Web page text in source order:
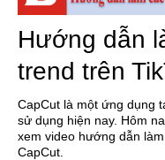
Hướng dẫn
trend trên
CapCut là một ứng dụng
sử dụng hiện nay. Hôm
xem video hướng dẫn
CapCut.